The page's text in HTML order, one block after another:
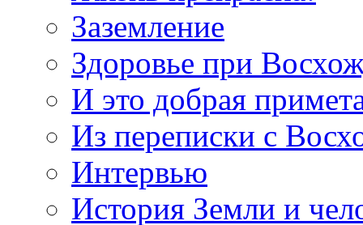
Заземление
Здоровье при
И это добрая
Из переписки с
Интервью
История Земли и